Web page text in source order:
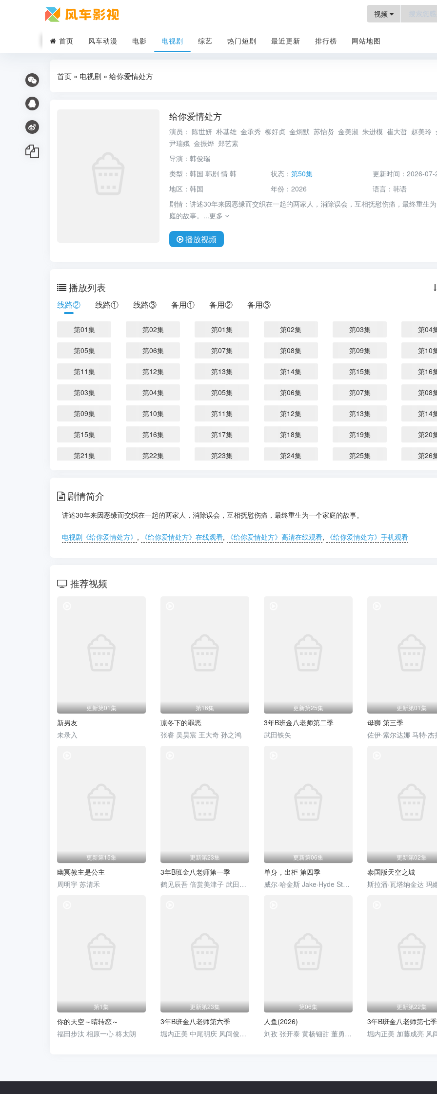
视频
首页 风车动漫 电影 电视剧 综艺 热门短剧 最近更新 排行榜 网站地图
首页 » 电视剧 » 给你爱情处方
给你爱情处方
演员： 陈世妍 朴基雄 金承秀 柳好贞 金炯默 苏怡贤 金美淑 朱进模 崔大哲 赵美玲
尹瑞娥 金振烨 郑艺素
导演： 韩俊瑞
类型： 韩国 韩剧 情 韩 状态：第50集 更新时间： 2026-07-
地区： 韩国 年份：2026 语言： 韩语
剧情： 讲述30年来因恶缘而交织在一起的两家人，消除误会，互相抚慰伤痛，最终重生
庭的故事。...更多
播放视频
播放列表
线路② 线路① 线路③ 备用① 备用② 备用③
第01集 第02集 第01集 第02集 第03集 第04
第05集 第06集 第07集 第08集 第09集 第10
第11集 第12集 第13集 第14集 第15集 第16
第03集 第04集 第05集 第06集 第07集 第08
第09集 第10集 第11集 第12集 第13集 第14
第15集 第16集 第17集 第18集 第19集 第20
第21集 第22集 第23集 第24集 第25集 第26
剧情简介
讲述30年来因恶缘而交织在一起的两家人，消除误会，互相抚慰伤痛，最终重生为一个家庭的故事。
电视剧《给你爱情处方》 , 《给你爱情处方》在线观看, 《给你爱情处方》高清在线观看, 《给你爱情处方》手机观看
推荐视频
更新第01集
新男友
未录入
第16集
凛冬下的罪恶
张睿 吴昊宸 王大奇 孙之鸿
更新第25集
3年B班金八老师第二季
武田铁矢
更新第01集
母狮 第三季
更新第15集
幽冥教主是公主
周明宇 苏清禾
更新第23集
3年B班金八老师第一季
鹤见辰吾 倍赏美津子 武田铁矢 三原顺子 藤田瞳子
更新第06集
单身，出柜 第四季
威尔·哈金斯 Jake·Hyde Steven·Christou
更新第02集
泰国版天空之城
第1集
你的天空～晴转恋～
福田步汰 相原一心 柊太朗
更新第23集
3年B班金八老师第六季
堀内正美 中尾明庆 风间俊介 星野真里 倍赏美津子 武田铁矢 上户彩 本仮屋唯佳 佐藤贵广 增田贵久 麻里也 深江卓次 三谷侑未
第06集
人鱼(2026)
刘孜 张开泰 黄杨钿甜 董勇 张帆 陈创 何思甜 张棪琰 罗海琼 是安 赵健 段钰 董向荣 薛佳凝 方晓东 李庆誉 张译文
更新第22集
3年B班金八老师第七季